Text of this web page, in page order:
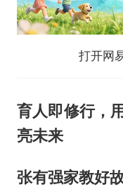
打开网
育人即修行，
亮未来
张有强家教好